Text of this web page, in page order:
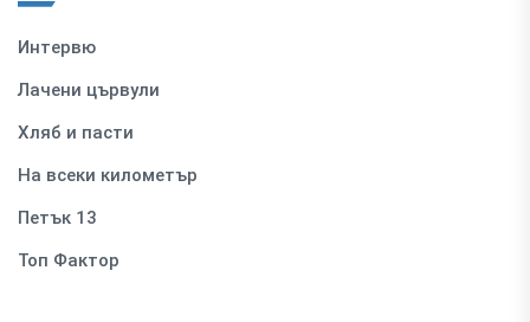
Интервю
Лачени цървули
Хляб и пасти
На всеки километър
Петък 13
Топ Фактор